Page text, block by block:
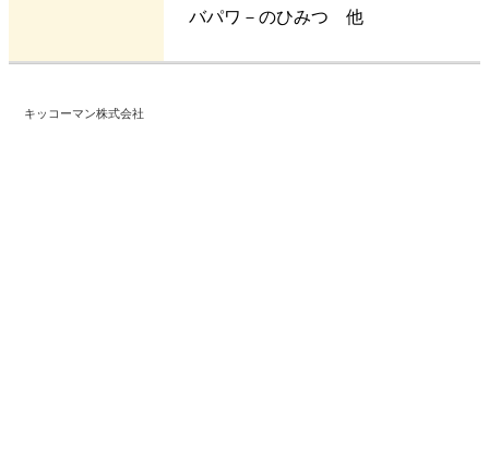
バパワ－のひみつ 他
キッコーマン株式会社